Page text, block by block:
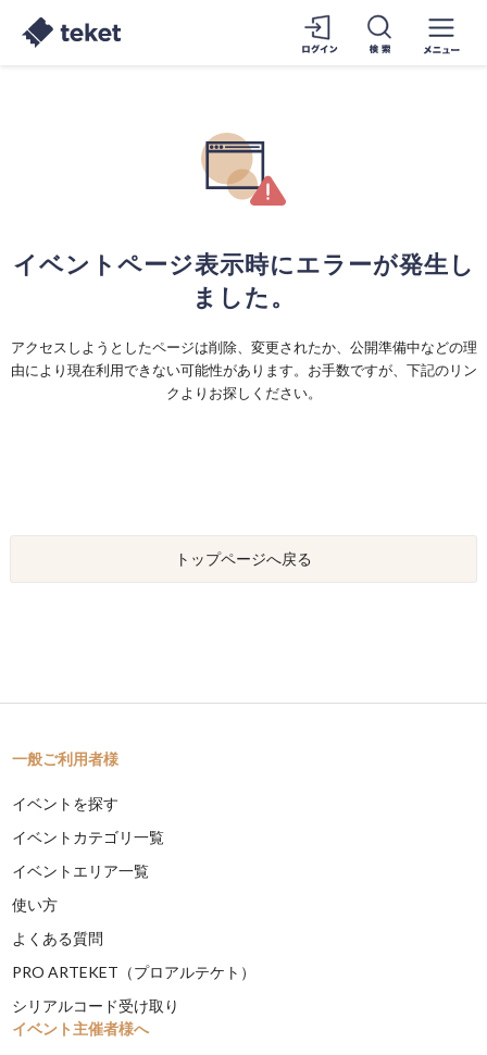
イベントページ表示時にエラーが発生し
ました。
アクセスしようとしたページは削除、変更されたか、公開準備中などの理
由により現在利用できない可能性があります。お手数ですが、下記のリン
クよりお探しください。
トップページへ戻る
一般ご利用者様
イベントを探す
イベントカテゴリ一覧
イベントエリア一覧
使い方
よくある質問
PRO ARTEKET（プロアルテケト）
シリアルコード受け取り
イベント主催者様へ